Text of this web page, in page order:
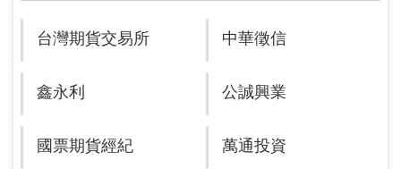
台灣期貨交易所 中華徵信
鑫永利 公誠興業
國票期貨經紀 萬通投資